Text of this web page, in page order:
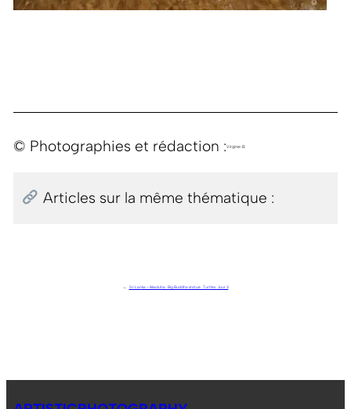
© Photographies et rédaction :Virginie B.
Articles sur la même thématique :
← Sri Lanka – Ikkaduha . Big Buddha statue . Turtles . Jour 3